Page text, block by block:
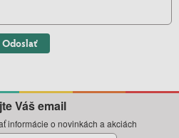
Odoslať
Váš email
informácie o novinkách a akciách